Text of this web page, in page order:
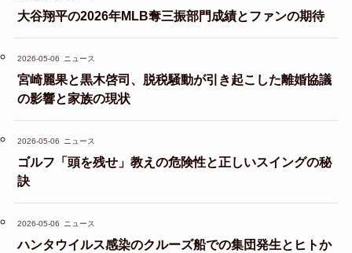
大谷翔平の2026年MLB奪三振部門成績とファンの期待
2026-05-06 ニュース
宮崎麗果と黒木啓司、脱税騒動が引き起こした離婚協議
の影響と家族の現状
2026-05-06 ニュース
ゴルフ「頭を残せ」教えの危険性と正しいスイングの秘
訣
2026-05-06 ニュース
ハンタウイルス感染のクルーズ船での集団発生とヒトか